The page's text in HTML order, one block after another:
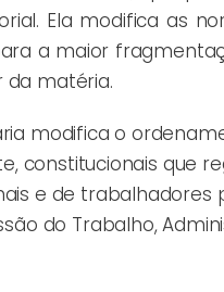
Ela modifica as
a maior
da matéria.
modifica o
constitucionais que
e de trabalhadores
do Trabalho,